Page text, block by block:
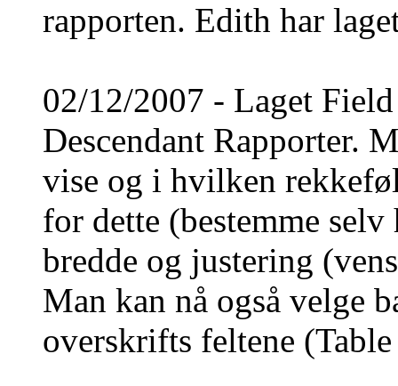
rapporten. Edith har
02/12/2007 - Laget
Descendant Rapporter.
vise og i hvilken
for dette (bestemme
bredde og justering
Man kan nå også velge
overskrifts feltene